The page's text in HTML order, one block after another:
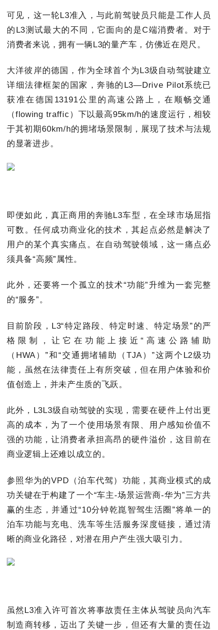
可见，这一轮L3准入，与此前驾驶员只能是工作人员
的L3测试最大的不同，它面向的是C端消费者。对于
消费者来说，拥有一辆L3的量产车，仿佛近在咫尺。
大洋彼岸的德国，作为全球首个为L3级自动驾驶建立
详细法律框架的国家，奔驰的L3—Drive Pilot系统已
获准在德国13191公里的高速公路上，在顺畅交通
（flowing traffic）下以最高95km/h的速度运行，相较
于其初期60km/h的拥堵场景限制，展现了技术与法规
的显著进步。
即便如此，真正商用的奔驰L3车型，在全球市场屈指
可数。任何成功商业化的技术，其起点必然是解决了
用户的某个真实痛点。在自动驾驶领域，这一痛点必
须具备“高频”属性。
此外，还要将一个孤立的技术“功能”升维为一套完整
的“服务”。
目前阶段，L3“特定路段、特定时速、特定场景”的严
格限制，让它在功能上接近“高速公路辅助
（HWA）”和“交通拥堵辅助（TJA）”这两个L2级功
能，虽然在法律责任上有所突破，但在用户体验和价
值创造上，并未产生质的飞跃。
此外，L3L3级自动驾驶的实现，需要在硬件上付出更
高的成本，为了一个使用场景有限、用户感知价值不
强的功能，让消费者承担高昂的硬件溢价，这目前在
商业逻辑上还难以成立的。
参照华为的VPD（泊车代驾）功能，其商业模式的成
功关键在于构建了一个“车主-场景运营商-华为”三方共
赢的生态，并通过“10分钟乾崑智驾生活圈”将单一的
泊车功能与充电、洗车等生活服务深度链接，通过清
晰的商业化路径，对潜在用户产生强大吸引力。
虽然L3准入许可首次将事故责任主体从驾驶员向汽车
制造商转移，迈出了关键一步，但还有大量的责任边